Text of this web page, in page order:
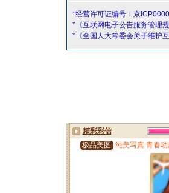
*经营许可证编号：京
*《互联网电子公告服务管理规
*《全国人大常委会关于维护